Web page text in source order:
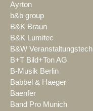
Ayrton
b&b group
B&K Braun
B&K Lumitec
B&W
B+T Bild+Ton AG
B-Musik Berlin
Babbel & Haeger
Baenfer
Band Pro Munich